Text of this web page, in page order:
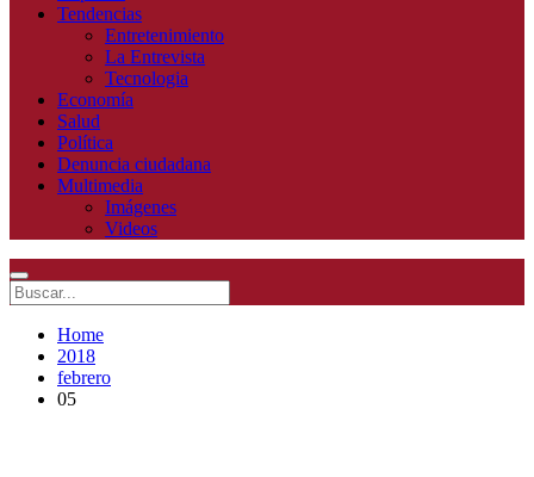
Tendencias
Entretenimiento
La Entrevista
Tecnologia
Economía
Salud
Política
Denuncia ciudadana
Multimedia
Imágenes
Videos
Home
2018
febrero
05